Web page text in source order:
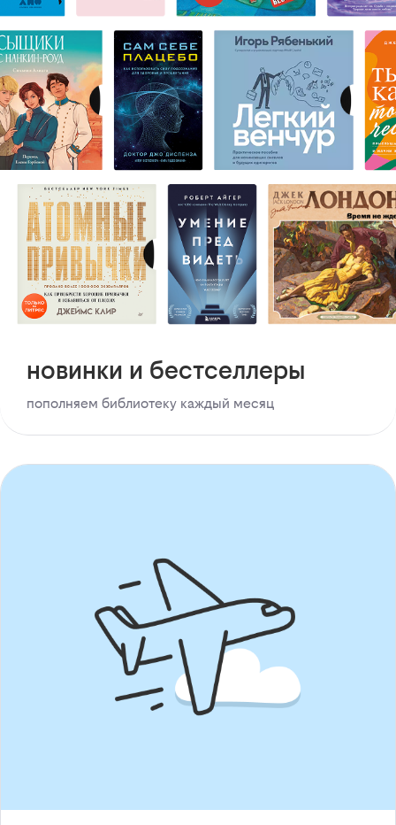
новинки и бестселлеры
пополняем библиотеку каждый месяц